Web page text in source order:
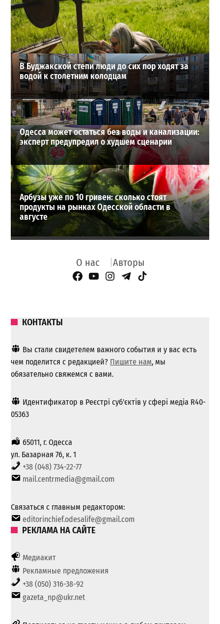
новое наступление
2
27-07-2026 в 11:19
ВИБОР РЕДАКЦИИ
В Буджакской степи люди до сих пор ходят за
водой к столетним колодцам
Одесса может остаться без воды и канализации:
эксперт предупредил о худшем сценарии
Арбузы уже по 10 гривен: сколько стоят
продукты на рынках Одесской области в
августе
О нас Авторы
Facebook Page
YouTube
Instagram
Telegram
TikTok
КОНТАКТЫ
Вы стали свидетелем важного события и у вас есть
чем поделится с редакцией? Пишите нам, мы
обязательно свяжемся с вами.
Идентификатор в Реєстрі суб'єктів у сфері медіа R40-
05363
65011, г. Одесса
ул. Базарная 76, к. 1
+38 (048) 734-22-77
mail.centrmedia@gmail.com
Связаться с главным редактором:
editorinchief.odesalife@gmail.com
РЕКЛАМА НА САЙТЕ
Медиакит
Рекламные предложения
+38 (050) 316-38-92
gazeta_np@ukr.net